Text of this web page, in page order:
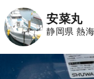
安菜丸
静岡県 熱